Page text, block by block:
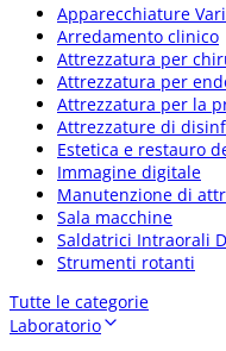
Apparecchiature
Arredamento clinico
Attrezzatura per
Attrezzatura per
Attrezzatura per la
Attrezzature di
Estetica e restauro
Immagine digitale
Manutenzione di
Sala macchine
Saldatrici Intraorali
Strumenti rotanti
Tutte le categorie
Laboratorio